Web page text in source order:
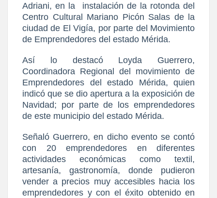
Adriani, en la
instalación de la rotonda del
Centro Cultural Mariano Picón Salas de la
ciudad de El Vigía, por parte del Movimiento
de Emprendedores del estado Mérida.
Así lo destacó Loyda Guerrero,
Coordinadora Regional del movimiento de
Emprendedores del estado Mérida, quien
indicó que se dio apertura a la exposición de
Navidad; por parte de los emprendedores
de este municipio del estado Mérida.
Señaló Guerrero, en dicho evento se contó
con 20 emprendedores en diferentes
actividades económicas como textil,
artesanía, gastronomía, donde pudieron
vender a precios muy accesibles hacia los
emprendedores y con el éxito obtenido en